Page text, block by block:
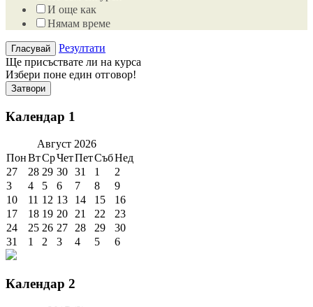
И още как
Нямам време
Резултати
Ще присъствате ли на курса
Избери поне един отговор!
Затвори
Календар 1
Август 2026
ПонВтСрЧетПетСъбНед
27
28 29 30 31 1
2
3
4 5 6 7 8
9
10
11 12 13 14 15
16
17
18 19 20 21 22
23
24
25 26 27 28 29
30
31
1 2 3 4 5 6
Календар 2